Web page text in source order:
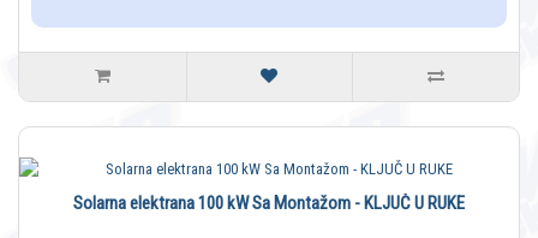
Solarna elektrana 100 kW Sa Montažom - KLJUČ U RUKE